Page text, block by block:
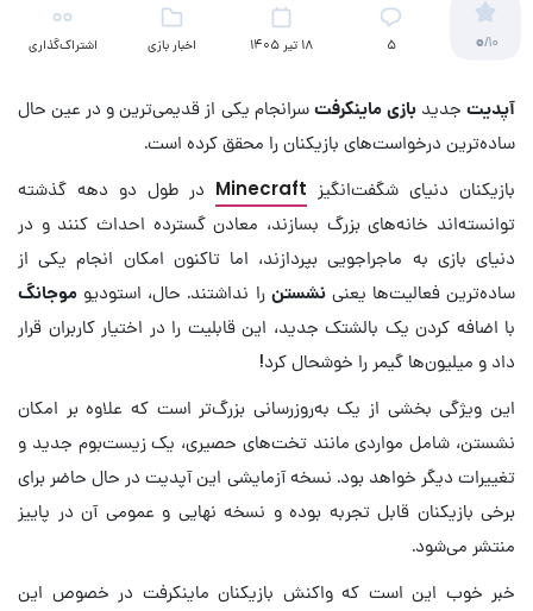
0/10
5 18 تیر 1405 اخبار بازی اشتراک‌گذاری
آپدیتجدیدبازی ماینکرفتسرانجام یکی از قدیمی‌ترین و در عین حال
ساده‌‎ترین درخواست‌های بازیکنان را محقق کرده است.
بازیکنان دنیای شگفت‌انگیز Minecraft در طول دو دهه گذشته
توانسته‌اند خانه‌های بزرگ بسازند، معادن گسترده احداث کنند و در
دنیای بازی به ماجراجویی بپردازند، اما تاکنون امکان انجام یکی از
ساده‌ترین فعالیت‌ها یعنینشستن را نداشتند. حال، استودیو موجانگ
با اضافه کردن یک بالشتک جدید، این قابلیت را در اختیار کاربران قرار
داد و میلیون‌ها گیمر را خوشحال کرد!
این ویژگی بخشی از یک به‌روزرسانی بزرگ‌تر است که علاوه بر امکان
نشستن، شامل مواردی مانند تخت‌های حصیری، یک زیست‌بوم جدید و
تغییرات دیگر خواهد بود. نسخه آزمایشی این آپدیت در حال حاضر برای
برخی بازیکنان قابل تجربه بوده و نسخه نهایی و عمومی آن در پاییز
منتشر می‌شود.
خبر خوب این است که واکنش بازیکنان ماینکرفت در خصوص این